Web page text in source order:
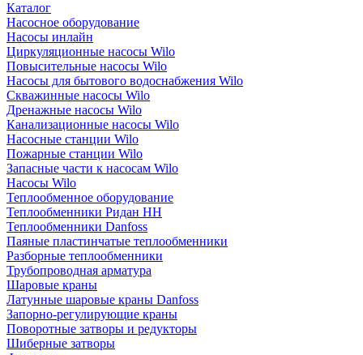
Каталог
Насосное оборудование
Насосы инлайн
Циркуляционные насосы Wilo
Повысительные насосы Wilo
Насосы для бытового водоснабжения Wilo
Скважинные насосы Wilo
Дренажные насосы Wilo
Канализационные насосы Wilo
Насосные станции Wilo
Пожарные станции Wilo
Запасные части к насосам Wilo
Насосы Wilo
Теплообменное оборудование
Теплообменники Ридан НН
Теплообменники Danfoss
Паяные пластинчатые теплообменники
Разборные теплообменники
Трубопроводная арматура
Шаровые краны
Латунные шаровые краны Danfoss
Запорно-регулирующие краны
Поворотные затворы и редукторы
Шиберные затворы